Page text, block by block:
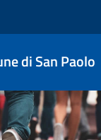
di San Paolo